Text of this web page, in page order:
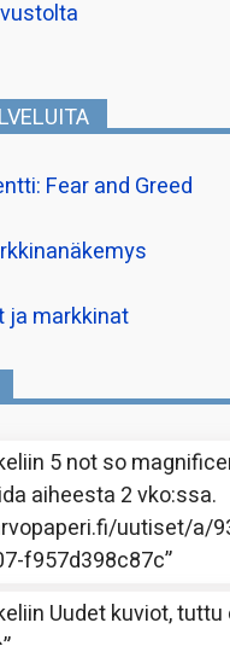
Fear and Greed
ja markkinat
5 not so
aiheesta 2 vko:ssa.
uutiset/a/
f957d398c87c”
Uudet kuviot,